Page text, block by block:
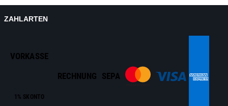
ZAHLARTEN
VORKASSE
1% SKONTO
RECHNUNG SEPA